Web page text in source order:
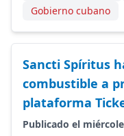
Gobierno cubano
Sancti Spíritus
combustible a
plataforma
Publicado el